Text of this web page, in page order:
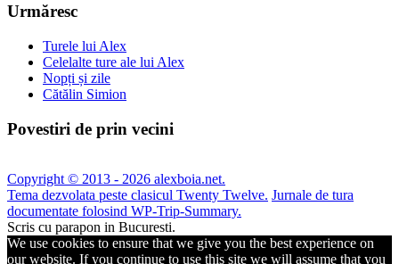
Urmăresc
Turele lui Alex
Celelalte ture ale lui Alex
Nopți și zile
Cătălin Simion
Povestiri de prin vecini
Copyright © 2013 - 2026 alexboia.net.
Tema dezvolata peste clasicul Twenty Twelve. Jurnale de tura
documentate folosind WP-Trip-Summary.
Scris cu parapon in Bucuresti.
We use cookies to ensure that we give you the best experience on
our website. If you continue to use this site we will assume that you